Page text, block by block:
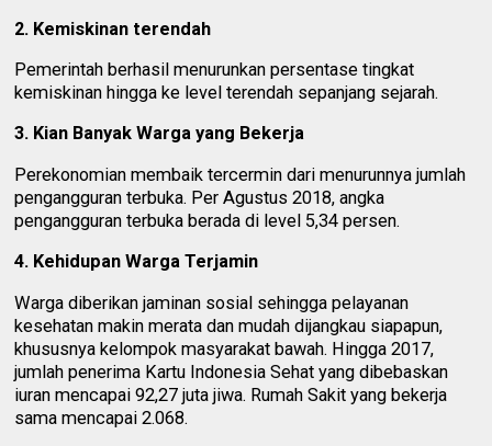
2. Kemiskinan terendah
Pemerintah berhasil menurunkan persentase tingkat
kemiskinan hingga ke level terendah sepanjang sejarah.
3. Kian Banyak Warga yang Bekerja
Perekonomian membaik tercermin dari menurunnya jumlah
pengangguran terbuka. Per Agustus 2018, angka
pengangguran terbuka berada di level 5,34 persen.
4. Kehidupan Warga Terjamin
Warga diberikan jaminan sosial sehingga pelayanan
kesehatan makin merata dan mudah dijangkau siapapun,
khususnya kelompok masyarakat bawah. Hingga 2017,
jumlah penerima Kartu Indonesia Sehat yang dibebaskan
iuran mencapai 92,27 juta jiwa. Rumah Sakit yang bekerja
sama mencapai 2.068.